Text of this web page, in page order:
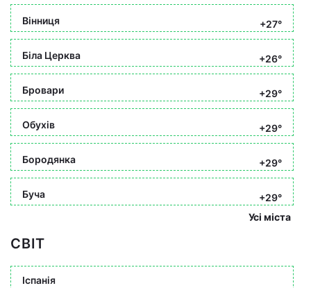
Вінниця +27°
Біла Церква +26°
Бровари +29°
Обухів +29°
Бородянка +29°
Буча
+29°
Усі міста
СВІТ
Іспанія